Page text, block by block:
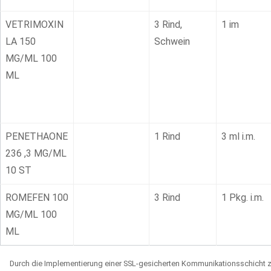
VETRIMOXIN
LA 150
MG/ML 100
ML
3 Rind,
Schwein
1 im
PENETHAONE
236 ,3 MG/ML
10 ST
1 Rind 3 ml i.m.
ROMEFEN 100
MG/ML 100
ML
3 Rind 1 Pkg. i.m.
Durch die Implementierung einer SSL-gesicherten